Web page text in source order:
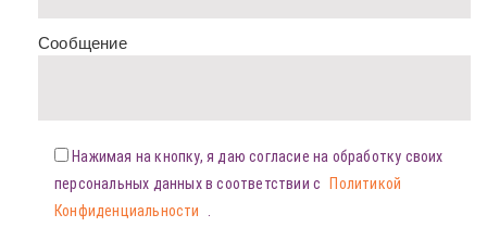
Сообщение
Нажимая на кнопку, я даю согласие на обработку своих
персональных данных в соответствии с
Политикой
Конфиденциальности